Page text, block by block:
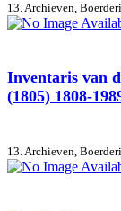
13. Archieven,
Inventaris van
(1805) 1808-
13. Archieven,